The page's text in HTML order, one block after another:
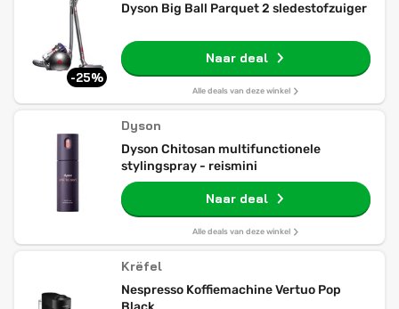
-25%
Dyson Big Ball Parquet 2 sledestofzuiger
Naar deal
Alle deals van deze winkel
Dyson
Dyson Chitosan multifunctionele
stylingspray - reismini
Naar deal
Alle deals van deze winkel
Krëfel
Nespresso Koffiemachine Vertuo Pop